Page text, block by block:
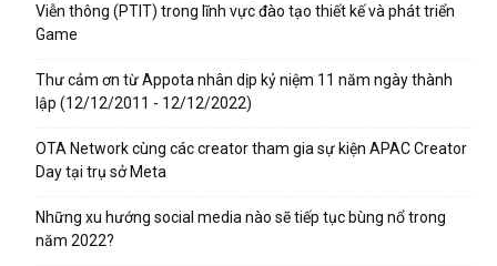
Viễn thông (PTIT) trong lĩnh vực đào tạo thiết kế và phát triển
Game
Thư cảm ơn từ Appota nhân dịp kỷ niệm 11 năm ngày thành
lập (12/12/2011 - 12/12/2022)
OTA Network cùng các creator tham gia sự kiện APAC Creator
Day tại trụ sở Meta
Những xu hướng social media nào sẽ tiếp tục bùng nổ trong
năm 2022?